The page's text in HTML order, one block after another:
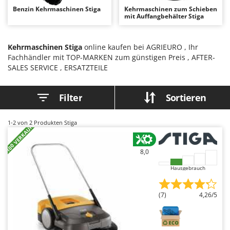
Astscheren
Aufschnittmaschinen
Auslegemulcher für Traktoren
Äxte - Beile und Spalthammer
B
Bandsägen
Batterieladegeräte - Starthilfegeräte
Baum- und Astscheren - manuell
Baumscheren - pneumatisch
Baumstumpffräsen
Bindezangen - elektrisch
Bodenfräsen für Traktor
Ambrogio Robot
Archman
Arco
Ardes
Argo
Artus
Attila
Ausonia
Awelco
Baesso
Bahco
Benzin Kehrmaschinen Stiga
Kehrmaschinen zum Schieben
mit Auffangbehälter Stiga
Kehrmaschinen Stiga online kaufen bei AGRIEURO , Ihr
Fachhändler mit TOP-MARKEN zum günstigen Preis , AFTER-
SALES SERVICE , ERSATZTEILE
Filter Sortieren
1-2 von 2 Produkten Stiga
+100 VERKAUFT 8,0
Hausgebrauch
(7) 4,26/5